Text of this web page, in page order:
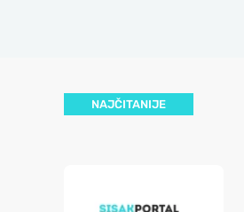
NAJČITANIJE